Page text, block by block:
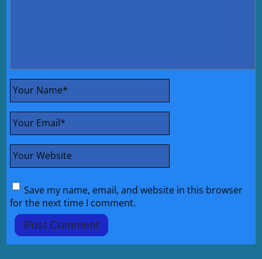
Your Name*
Your Email*
Your Website
Save my name, email, and website in this browser
for the next time I comment.